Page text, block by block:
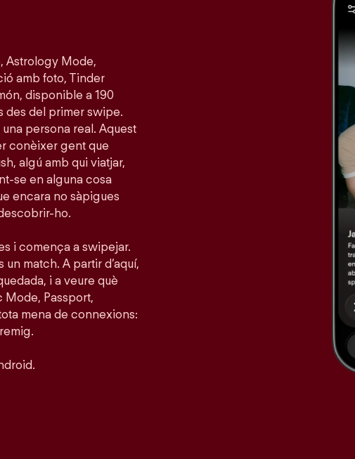
Astrology Mode,
amb foto, Tinder
disponible a 190
des del primer swipe.
persona real. Aquest
conèixer gent que
algú amb qui viatjar,
se en alguna cosa
encara no sàpigues
ho.
i comença a swipejar.
un match. A partir d’aquí,
i a veure què
Mode, Passport,
mena de connexions: